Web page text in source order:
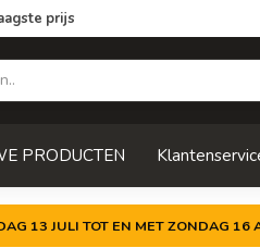
prijs
PRODUCTEN
13 JULI TOT EN MET ZONDAG